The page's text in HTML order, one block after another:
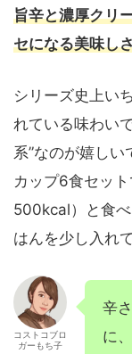
旨辛と濃厚クリ
セになる美味し
シリーズ史上い
れている味わい
系”なのが嬉し
カップ6食セッ
500kcal）と食
はんを少し入れ
コストコブロ
ガーもち子
辛
に